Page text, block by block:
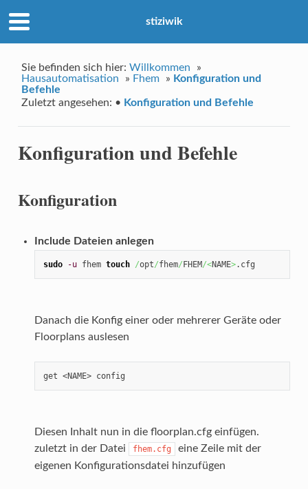
stiziwik
Sie befinden sich hier:Willkommen
»
Hausautomatisation
» Fhem » Konfiguration und
Befehle
Zuletzt angesehen: • Konfiguration und Befehle
Konfiguration und Befehle
Konfiguration
Include Dateien anlegen
sudo -u fhem touch /opt/fhem/ FHEM/<NAME>.cfg
Danach die Konfig einer oder mehrerer Geräte oder
Floorplans auslesen
get <NAME> config
Diesen Inhalt nun in die floorplan.cfg einfügen.
zuletzt in der Datei
fhem.cfg
eine Zeile mit der
eigenen Konfigurationsdatei hinzufügen